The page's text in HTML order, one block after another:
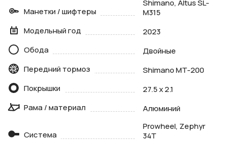
Манетки / шифтеры
Shimano, Altus SL-
M315
Модельный год
2023
Обода
Двойные
Передний тормоз
Shimano MT-200
Покрышки
27.5 x 2.1
Рама / материал
Алюминий
Система
Prowheel, Zephyr
34T